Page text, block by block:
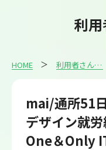
利
HOME 利用者さんの日報
mai/通所51
デザイン就
One＆Only